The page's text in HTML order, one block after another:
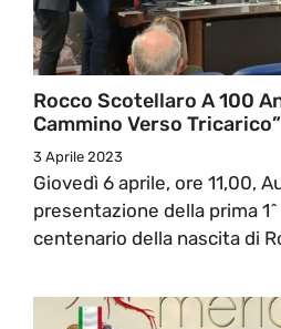
Rocco Scotellaro A 100
Cammino Verso Tricarico”
3 Aprile 2023
Giovedì 6 aprile, ore 11,00,
presentazione della prima
centenario della nascita di